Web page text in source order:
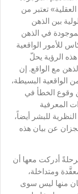
تعتبر من
بين الذهن
في الذهن
للأمور الواقعية
الرؤية يحلّ
مع الواقع. إن
الواقعية البسيطة،
وقوع الخطأ في
المعرفية
للبشر أيضاً،
عن بيان هذه
أدركت معها أن
ومتداخلة،
منها ليس سوى